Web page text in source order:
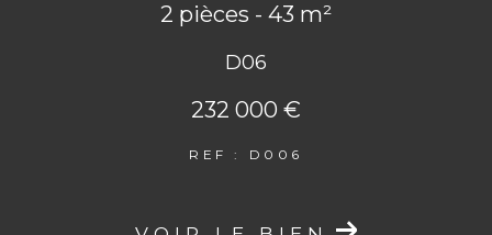
2 pièces - 43 m²
D06
232 000 €
REF : D006